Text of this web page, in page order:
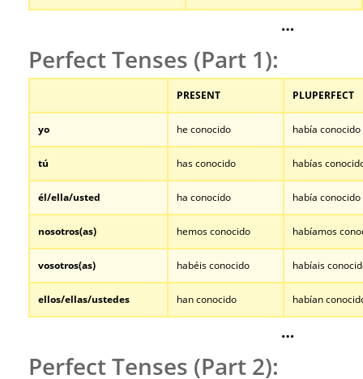
…
Perfect Tenses (Part 1):
PRESENT PLUPERFECT
yo he conocido había conocido
tú has conocido habías
él/ella/usted ha conocido había conocido
nosotros(as) hemos conocido habíamos
vosotros(as) habéis conocido habíais
ellos/ellas/ustedes han conocido habían
…
Perfect Tenses (Part 2):